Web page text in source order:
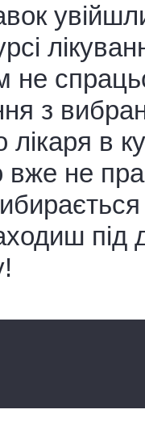
не
з
лікаря в
вже не
під